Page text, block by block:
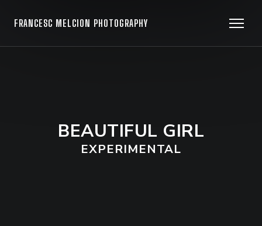
FRANCESC MELCION PHOTOGRAPHY
BEAUTIFUL GIRL
EXPERIMENTAL